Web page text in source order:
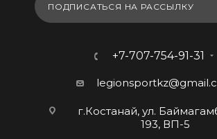
ПОДПИСАТЬСЯ НА РАССЫЛКУ
+7-707-754-91-31
г.Костанай, ул.
193, ВП-5